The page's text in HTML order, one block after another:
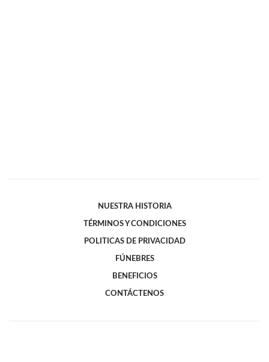
NUESTRA HISTORIA
TÉRMINOS Y CONDICIONES
POLITICAS DE PRIVACIDAD
FÚNEBRES
BENEFICIOS
CONTÁCTENOS